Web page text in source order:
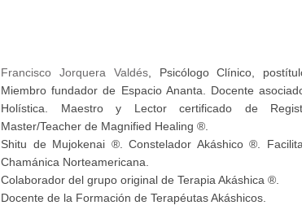
Francisco Jorquera Valdés, Psicólogo Clínico,
Miembro fundador de Espacio Ananta. Docente
Holística. Maestro y Lector certificado de
Master/Teacher de Magnified Healing ®.
Shitu de Mujokenai ®. Constelador Akáshico ®.
Chamánica Norteamericana.
Colaborador del grupo original de Terapia Akáshica ®.
Docente de la Formación de Terapéutas Akáshicos.